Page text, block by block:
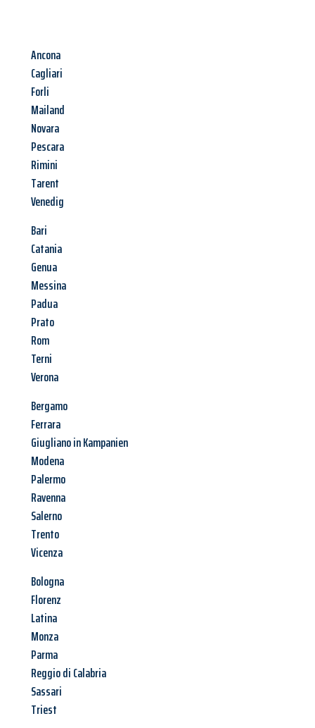
Ancona
Cagliari
Forli
Mailand
Novara
Pescara
Rimini
Tarent
Venedig
Bari
Catania
Genua
Messina
Padua
Prato
Rom
Terni
Verona
Bergamo
Ferrara
Giugliano in Kampanien
Modena
Palermo
Ravenna
Salerno
Trento
Vicenza
Bologna
Florenz
Latina
Monza
Parma
Reggio di Calabria
Sassari
Triest